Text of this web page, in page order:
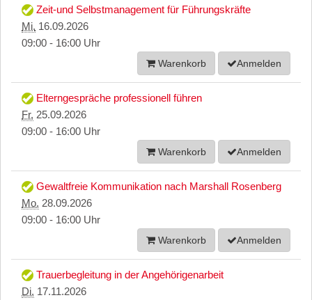
Zeit-und Selbstmanagement für Führungskräfte
Mi. 16.09.2026
09:00 - 16:00 Uhr
Warenkorb Anmelden
Elterngespräche professionell führen
Fr. 25.09.2026
09:00 - 16:00 Uhr
Warenkorb Anmelden
Gewaltfreie Kommunikation nach Marshall Rosenberg
Mo. 28.09.2026
09:00 - 16:00 Uhr
Warenkorb Anmelden
Trauerbegleitung in der Angehörigenarbeit
Di. 17.11.2026